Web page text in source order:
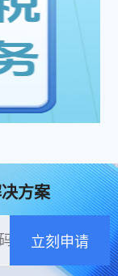
方案
立刻申请